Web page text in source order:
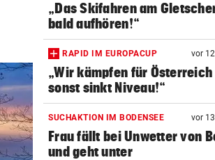
„Das Skifahren am
bald aufhören!“
RAPID IM EUROPACUP vor
„Wir kämpfen für Österreich
sonst sinkt Niveau!“
SUCHAKTION IM BODENSEE vor
Frau fällt bei Unwetter von
und geht unter